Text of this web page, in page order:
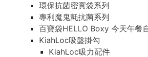
環保抗菌密實袋系列
專利魔鬼氈抗菌系列
百寶袋HELLO Boxy 今天午餐
KiahLoc吸盤掛勾
KiahLoc吸力配件